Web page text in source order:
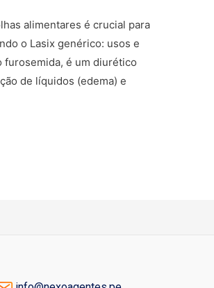
alimentares é crucial para
o Lasix genérico: usos e
furosemida, é um diurético
de líquidos (edema) e